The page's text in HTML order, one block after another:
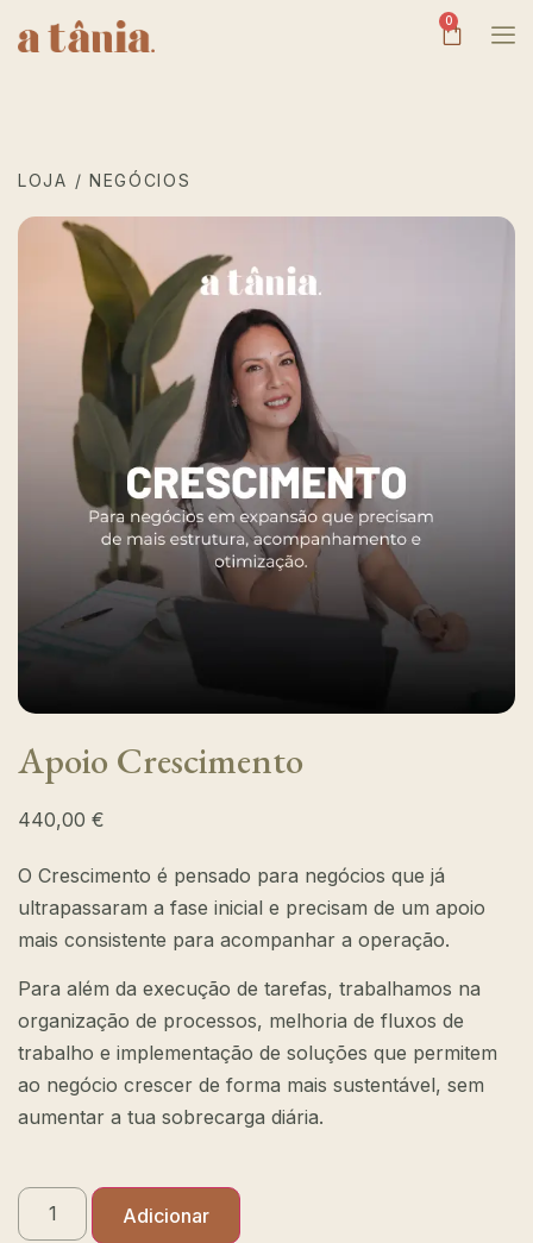
0
LOJA / NEGÓCIOS
Apoio Crescimento
440,00 €
O Crescimento é pensado para negócios que já
ultrapassaram a fase inicial e precisam de um apoio
mais consistente para acompanhar a operação.
Para além da execução de tarefas, trabalhamos na
organização de processos, melhoria de fluxos de
trabalho e implementação de soluções que permitem
ao negócio crescer de forma mais sustentável, sem
aumentar a tua sobrecarga diária.
Adicionar